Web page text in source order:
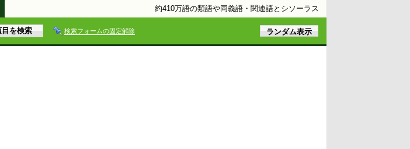
約410万語の類語や同義語・関連語とシソーラス
検索フォームの固定解除